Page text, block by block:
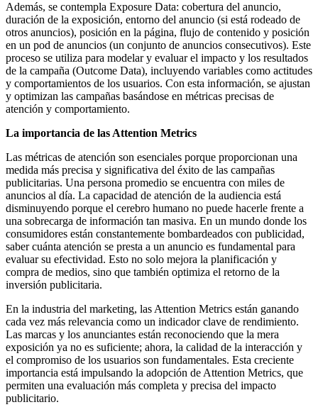
Además, se contempla Exposure Data: cobertura del anuncio,
duración de la exposición, entorno del anuncio (si está rodeado de
otros anuncios), posición en la página, flujo de contenido y posición
en un pod de anuncios (un conjunto de anuncios consecutivos). Este
proceso se utiliza para modelar y evaluar el impacto y los resultados
de la campaña (Outcome Data), incluyendo variables como actitudes
y comportamientos de los usuarios. Con esta información, se ajustan
y optimizan las campañas basándose en métricas precisas de
atención y comportamiento.
La importancia de las Attention Metrics
Las métricas de atención son esenciales porque proporcionan una
medida más precisa y significativa del éxito de las campañas
publicitarias. Una persona promedio se encuentra con miles de
anuncios al día. La capacidad de atención de la audiencia está
disminuyendo porque el cerebro humano no puede hacerle frente a
una sobrecarga de información tan masiva. En un mundo donde los
consumidores están constantemente bombardeados con publicidad,
saber cuánta atención se presta a un anuncio es fundamental para
evaluar su efectividad. Esto no solo mejora la planificación y
compra de medios, sino que también optimiza el retorno de la
inversión publicitaria.
En la industria del marketing, las Attention Metrics están ganando
cada vez más relevancia como un indicador clave de rendimiento.
Las marcas y los anunciantes están reconociendo que la mera
exposición ya no es suficiente; ahora, la calidad de la interacción y
el compromiso de los usuarios son fundamentales. Esta creciente
importancia está impulsando la adopción de Attention Metrics, que
permiten una evaluación más completa y precisa del impacto
publicitario.